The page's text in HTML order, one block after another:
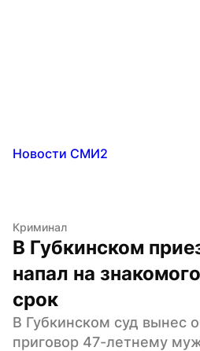
Новости СМИ2
Криминал
В Губкинском
напал на
срок
В Губкинском суд вынес
приговор 47-летнему